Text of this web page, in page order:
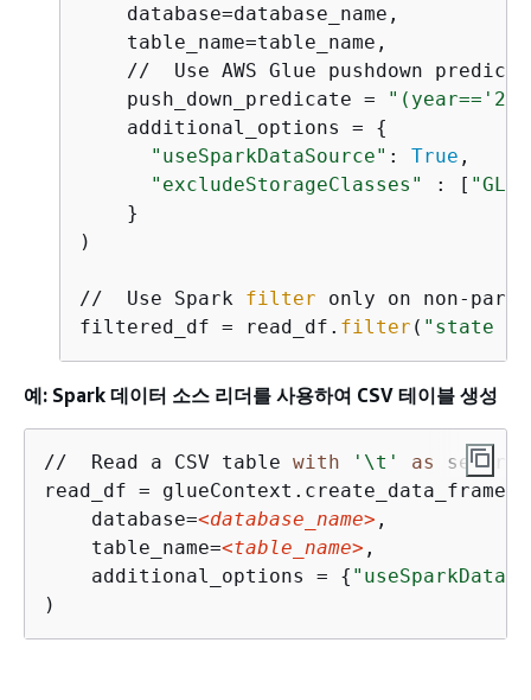
    database=database_name,
    table_name=table_name,
//  Use AWS Glue pushdown
    push_down_predicate =
    additional_options =
{
"useSparkDataSource" : True ,
"excludeStorageClasses"
: [
    }
)
//  Use Spark filter only on non-
filtered_df = read_df. filter ( "state
예: Spark 데이터 소스 리더를 사용하여 CSV 테이블 생성
//  Read a CSV table with '\t' as
read_df =
    database=
<database_name> ,
    table_name=
<table_name> ,
    additional_options =
{
)